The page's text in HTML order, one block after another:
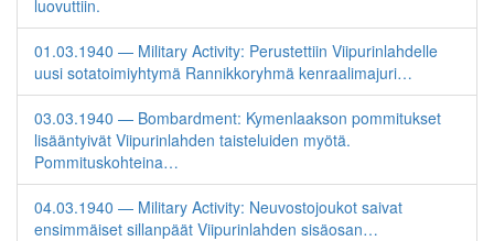
luovuttiin.
01.03.1940 — Military Activity: Perustettiin Viipurinlahdelle
uusi sotatoimiyhtymä Rannikkoryhmä kenraalimajuri…
03.03.1940 — Bombardment: Kymenlaakson pommitukset
lisääntyivät Viipurinlahden taisteluiden myötä.
Pommituskohteina…
04.03.1940 — Military Activity: Neuvostojoukot saivat
ensimmäiset sillanpäät Viipurinlahden sisäosan…